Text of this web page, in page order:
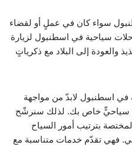
سواء كان في عملٍ أو لقضاء
سياحية في اسطنبول لزيارة
والعودة إلى البلاد مع ذكرياتٍ
اسطنبول لابدّ من مواجهة
سياحيٍّ خاص بك. لذلك سنرشّح
بترتيب أمور السياح
فهي تقدّم خدمات متناسبة مع